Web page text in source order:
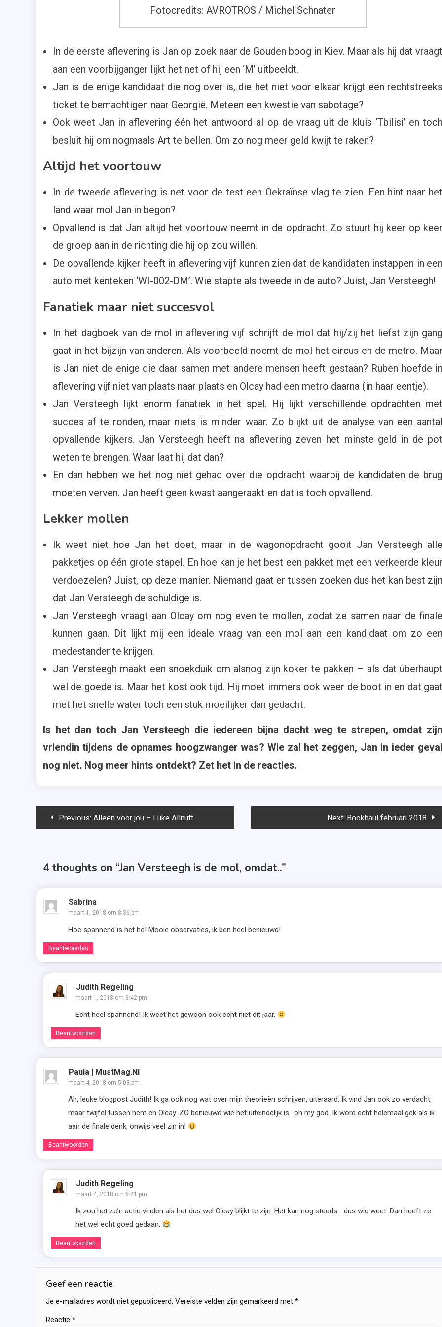
Fotocredits: AVROTROS / Michel Schnater
In de eerste aflevering is Jan op zoek naar de Gouden boog in Kiev. Maar als hij dat vraagt
aan een voorbijganger lijkt het net of hij een ‘M’ uitbeeldt.
Jan is de enige kandidaat die nog over is, die het niet voor elkaar krijgt een rechtstreeks
ticket te bemachtigen naar Georgië. Meteen een kwestie van sabotage?
Ook weet Jan in aflevering één het antwoord al op de vraag uit de kluis ‘Tbilisi’ en toch
besluit hij om nogmaals Art te bellen. Om zo nog meer geld kwijt te raken?
Altijd het voortouw
In de tweede aflevering is net voor de test een Oekraïnse vlag te zien. Een hint naar het
land waar mol Jan in begon?
Opvallend is dat Jan altijd het voortouw neemt in de opdracht. Zo stuurt hij keer op keer
de groep aan in de richting die hij op zou willen.
De opvallende kijker heeft in aflevering vijf kunnen zien dat de kandidaten instappen in een
auto met kenteken ‘WI-002-DM’. Wie stapte als tweede in de auto? Juist, Jan Versteegh!
Fanatiek maar niet succesvol
In het dagboek van de mol in aflevering vijf schrijft de mol dat hij/zij het liefst zijn gang
gaat in het bijzijn van anderen. Als voorbeeld noemt de mol het circus en de metro. Maar
is Jan niet de enige die daar samen met andere mensen heeft gestaan? Ruben hoefde in
aflevering vijf niet van plaats naar plaats en Olcay had een metro daarna (in haar eentje).
Jan Versteegh lijkt enorm fanatiek in het spel. Hij lijkt verschillende opdrachten met
succes af te ronden, maar niets is minder waar. Zo blijkt uit de analyse van een aantal
opvallende kijkers. Jan Versteegh heeft na aflevering zeven het minste geld in de pot
weten te brengen. Waar laat hij dat dan?
En dan hebben we het nog niet gehad over die opdracht waarbij de kandidaten de brug
moeten verven. Jan heeft geen kwast aangeraakt en dat is toch opvallend.
Lekker mollen
Ik weet niet hoe Jan het doet, maar in de wagonopdracht gooit Jan Versteegh alle
pakketjes op één grote stapel. En hoe kan je het best een pakket met een verkeerde kleur
verdoezelen? Juist, op deze manier. Niemand gaat er tussen zoeken dus het kan best zijn
dat Jan Versteegh de schuldige is.
Jan Versteegh vraagt aan Olcay om nog even te mollen, zodat ze samen naar de finale
kunnen gaan. Dit lijkt mij een ideale vraag van een mol aan een kandidaat om zo een
medestander te krijgen.
Jan Versteegh maakt een snoekduik om alsnog zijn koker te pakken – als dat überhaupt
wel de goede is. Maar het kost ook tijd. Hij moet immers ook weer de boot in en dat gaat
met het snelle water toch een stuk moeilijker dan gedacht.
Is het dan toch Jan Versteegh die iedereen bijna dacht weg te strepen, omdat zijn
vriendin tijdens de opnames hoogzwanger was? Wie zal het zeggen, Jan in ieder geval
nog niet. Nog meer hints ontdekt? Zet het in de reacties.
Bericht
Previous: Alleen voor jou – Luke Allnutt Next: Bookhaul februari 2018
4 thoughts on “Jan Versteegh is de mol, omdat..”
Sabrina
maart 1, 2018 om 8:36 pm
Hoe spannend is het he! Mooie observaties, ik ben heel benieuwd!
Beantwoorden
Judith Regeling
maart 1, 2018 om 8:42 pm
Echt heel spannend! Ik weet het gewoon ook echt niet dit jaar.
Beantwoorden
Paula | MustMag.nl
maart 4, 2018 om 5:08 pm
Ah, leuke blogpost Judith! Ik ga ook nog wat over mijn theorieën schrijven, uiteraard. Ik vind Jan ook zo verdacht,
maar twijfel tussen hem en Olcay. ZO benieuwd wie het uiteindelijk is.. oh my god. Ik word echt helemaal gek als ik
aan de finale denk, onwijs veel zin in!
Beantwoorden
Judith Regeling
maart 4, 2018 om 6:21 pm
Ik zou het zo’n actie vinden als het dus wel Olcay blijkt te zijn. Het kan nog steeds… dus wie weet. Dan heeft ze
het wel echt goed gedaan.
Beantwoorden
Geef een reactie
Je e-mailadres wordt niet gepubliceerd. Vereiste velden zijn gemarkeerd met *
Reactie *